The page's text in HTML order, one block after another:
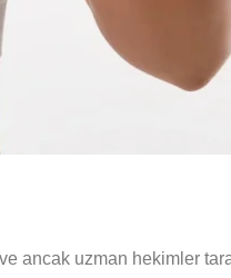
ancak uzman hekimler